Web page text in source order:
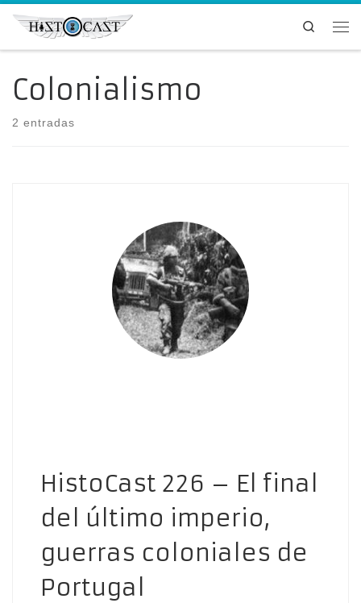
Saltar al contenido
Search
Colonialismo
2 entradas
HistoCast 226 – El final
del último imperio,
guerras coloniales de
Portugal